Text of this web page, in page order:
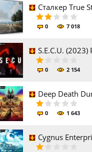
Сталкер True
0 7 018
S.E.C.U.
0 2 154
Deep Death
0 1 643
Cygnus